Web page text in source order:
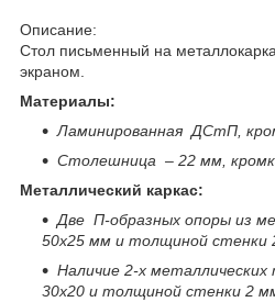
Описание:
Стол письменный на
экраном.
Материалы:
Ламинированная ДСтП,
Столешница – 22 мм,
Металлический каркас:
Две П-образных опоры из
50х25 мм и толщиной стенки
Наличие 2-х металлических
30х20 и толщиной стенки 2